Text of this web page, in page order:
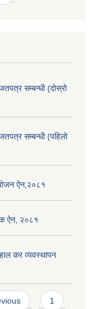
सम्बन्धी (दोस्रो
सम्बन्धी (पहिलो
ऐन‚२०८१
ऐन‚ २०८१
कर व्यवस्थापन
1